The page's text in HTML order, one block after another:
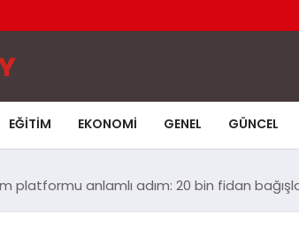
EĞITIM EKONOMI GENEL GÜNCEL
platformu anlamlı adım: 20 bin fidan